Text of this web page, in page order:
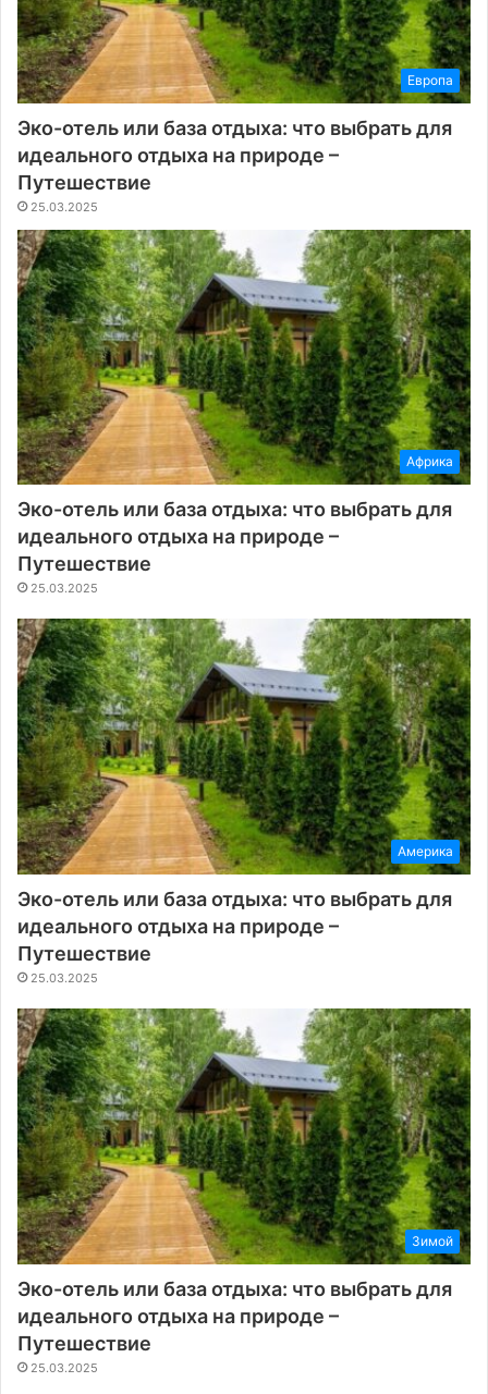
Европа
Эко-отель или база отдыха: что выбрать для
идеального отдыха на природе –
Путешествие
25.03.2025
Африка
Эко-отель или база отдыха: что выбрать для
идеального отдыха на природе –
Путешествие
25.03.2025
Америка
Эко-отель или база отдыха: что выбрать для
идеального отдыха на природе –
Путешествие
25.03.2025
Зимой
Эко-отель или база отдыха: что выбрать для
идеального отдыха на природе –
Путешествие
25.03.2025